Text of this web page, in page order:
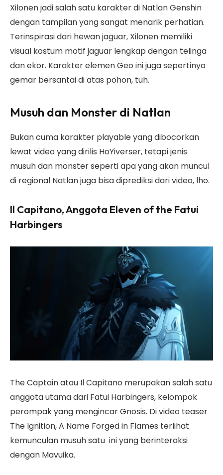
Xilonen jadi salah satu karakter di Natlan Genshin
dengan tampilan yang sangat menarik perhatian.
Terinspirasi dari hewan jaguar, Xilonen memiliki
visual kostum motif jaguar lengkap dengan telinga
dan ekor. Karakter elemen Geo ini juga sepertinya
gemar bersantai di atas pohon, tuh.
Musuh dan Monster di Natlan
Bukan cuma karakter playable yang dibocorkan
lewat video yang dirilis HoYiverser, tetapi jenis
musuh dan monster seperti apa yang akan muncul
di regional Natlan juga bisa diprediksi dari video, lho.
Il Capitano, Anggota Eleven of the Fatui
Harbingers
The Captain atau Il Capitano merupakan salah satu
anggota utama dari Fatui Harbingers, kelompok
perompak yang mengincar Gnosis. Di video teaser
The Ignition, A Name Forged in Flames terlihat
kemunculan musuh satu ini yang berinteraksi
dengan Mavuika.